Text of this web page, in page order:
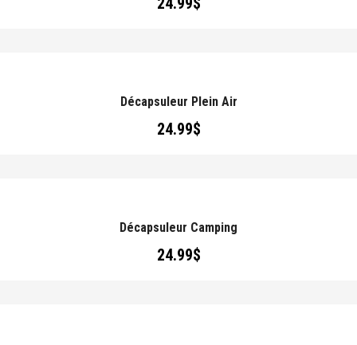
Décapsuleur Plein Air
24.99$
Décapsuleur Camping
24.99$